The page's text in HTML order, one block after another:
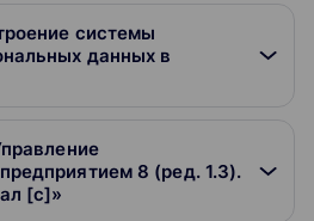
системы
данных в
8 (ред. 1.3).
[c]»